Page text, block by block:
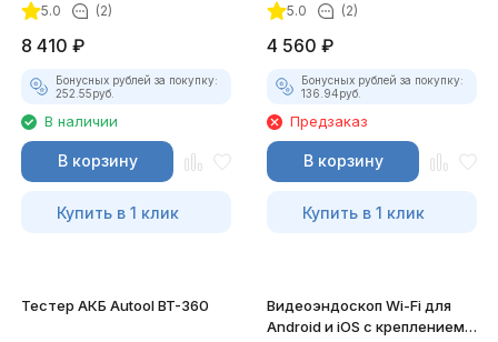
5.0 (2)
8 410 ₽
Бонусных рублей за покупку:
252.55руб.
В наличии
В корзину
Купить в 1 клик
5.0 (2)
4 560 ₽
Бонусных рублей за покупку:
136.94руб.
Предзаказ
В корзину
Купить в 1 клик
Тестер АКБ Autool BT-360
Видеоэндоскоп Wi-Fi для
Android и iOS с креплением